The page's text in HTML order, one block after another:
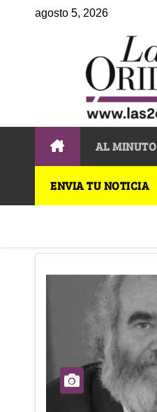
agosto 5, 2026
AL MINUTO
ENVIA TU NOTICIA